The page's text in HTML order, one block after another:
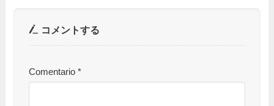
コメントする
Comentario *